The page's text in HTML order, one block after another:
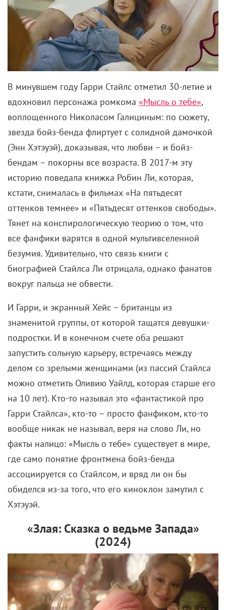
В минувшем году Гарри Стайлс отметил 30-летие и
вдохновил персонажа ромкома «Мысль о тебе»,
воплощенного Николасом Галициным: по сюжету,
звезда бойз-бенда флиртует с солидной дамочкой
(Энн Хэтэуэй), доказывая, что любви – и бойз-
бендам – покорны все возраста. В 2017-м эту
историю поведала книжка Робин Ли, которая,
кстати, снималась в фильмах «На пятьдесят
оттенков темнее» и «Пятьдесят оттенков свободы».
Тянет на конспирологическую теорию о том, что
все фанфики варятся в одной мультивселенной
безумия. Удивительно, что связь книги с
биографией Стайлса Ли отрицала, однако фанатов
вокруг пальца не обвести.
И Гарри, и экранный Хейс – британцы из
знаменитой группы, от которой тащатся девушки-
подростки. И в конечном счете оба решают
запустить сольную карьеру, встречаясь между
делом со зрелыми женщинами (из пассий Стайлса
можно отметить Оливию Уайлд, которая старше его
на 10 лет). Кто-то называл это «фантастикой про
Гарри Стайлса», кто-то – просто фанфиком, кто-то
вообще никак не называл, веря на слово Ли, но
факты налицо: «Мысль о тебе» существует в мире,
где само понятие фронтмена бойз-бенда
ассоциируется со Стайлсом, и вряд ли он бы
обиделся из-за того, что его киноклон замутил с
Хэтэуэй.
«Злая: Сказка о ведьме Запада»
(2024)